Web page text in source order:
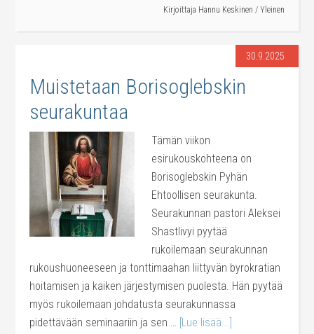
Kirjoittaja Hannu Keskinen / Yleinen
30.9.2025
Muistetaan Borisoglebskin
seurakuntaa
Tämän viikon
esirukouskohteena on
Borisoglebskin Pyhän
Ehtoollisen seurakunta.
Seurakunnan pastori Aleksei
Shastlivyi pyytää
rukoilemaan seurakunnan
rukoushuoneeseen ja tonttimaahan liittyvän byrokratian
hoitamisen ja kaiken järjestymisen puolesta. Hän pyytää
myös rukoilemaan johdatusta seurakunnassa
pidettävään seminaariin ja sen … [Lue lisää...]